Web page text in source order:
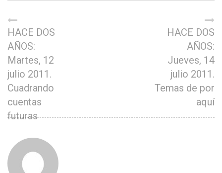
HACE DOS
AÑOS:
Martes, 12
julio 2011.
Cuadrando
cuentas
futuras
HACE DOS
AÑOS:
Jueves, 14
julio 2011.
Temas de por
aquí